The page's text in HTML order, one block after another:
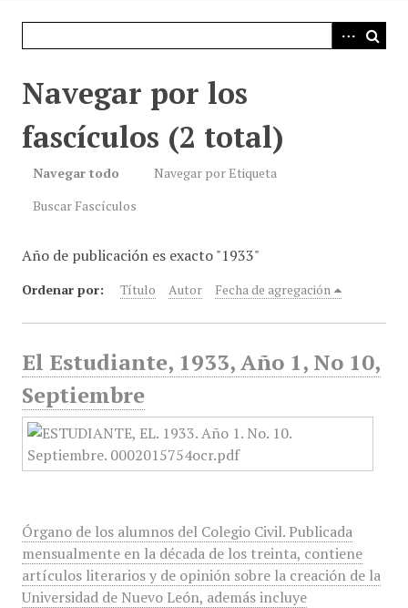
Navegar por los
fascículos (2 total)
Navegar todo
Navegar por Etiqueta
Buscar Fascículos
Año de publicación es exacto "1933"
Ordenar por: Título Autor Fecha de agregación
El Estudiante, 1933, Año 1, No 10,
Septiembre
Órgano de los alumnos del Colegio Civil. Publicada
mensualmente en la década de los treinta, contiene
artículos literarios y de opinión sobre la creación de la
Universidad de Nuevo León, además incluye